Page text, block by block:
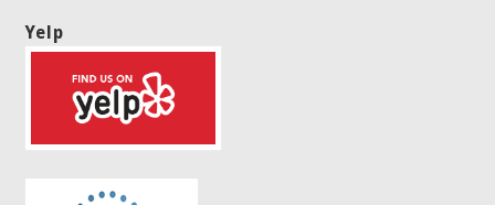
Yelp